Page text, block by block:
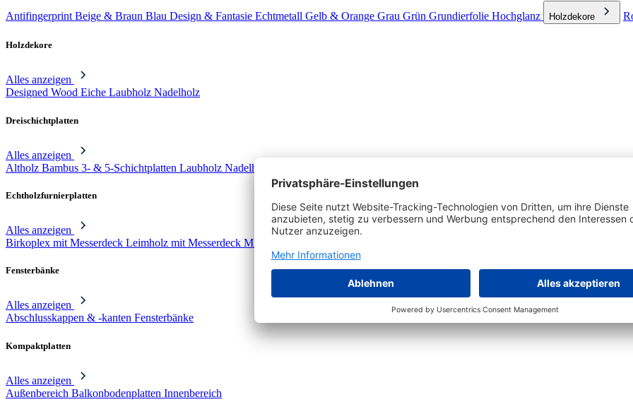
Antifingerprint Beige & Braun Blau Design & Fantasie Echtmetall Gelb & Orange Grau Grün Grundierfolie Hochglanz Holzdekore
Holzdekore
Alles anzeigen
Designed Wood Eiche Laubholz Nadelholz
Dreischichtplatten
Alles anzeigen
Altholz Bambus 3- & 5-Schichtplatten Laubholz Nadelholz 3- & 5-Schichtplatten
Echtholzfurnierplatten
Alles anzeigen
Birkoplex mit Messerdeck Leimholz mit Messerdeck MDF mit Messerdeck Tischlerplatten
Fensterbänke
Alles anzeigen
Abschlusskappen & -kanten Fensterbänke
Kompaktplatten
Alles anzeigen
Außenbereich Balkonbodenplatten Innenbereich